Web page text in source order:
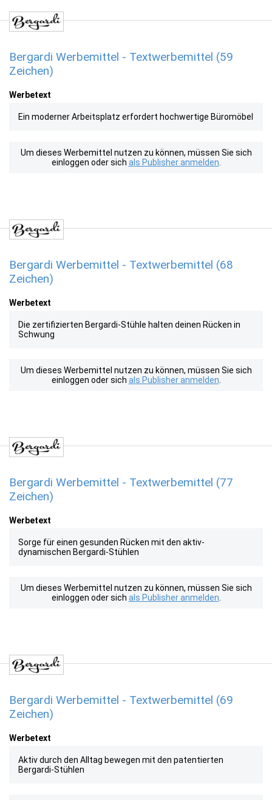
Bergardi Werbemittel - Textwerbemittel (59
Zeichen)
Werbetext
Ein moderner Arbeitsplatz erfordert hochwertige Büromöbel
Um dieses Werbemittel nutzen zu können, müssen Sie sich
einloggen oder sich als Publisher anmelden
Bergardi Werbemittel - Textwerbemittel (68
Zeichen)
Werbetext
Die zertifizierten Bergardi-Stühle halten deinen Rücken in
Schwung
Um dieses Werbemittel nutzen zu können, müssen Sie sich
einloggen oder sich als Publisher anmelden
Bergardi Werbemittel - Textwerbemittel (77
Zeichen)
Werbetext
Sorge für einen gesunden Rücken mit den aktiv-
dynamischen Bergardi-Stühlen
Um dieses Werbemittel nutzen zu können, müssen Sie sich
einloggen oder sich als Publisher anmelden
Bergardi Werbemittel - Textwerbemittel (69
Zeichen)
Werbetext
Aktiv durch den Alltag bewegen mit den patentierten
Bergardi-Stühlen